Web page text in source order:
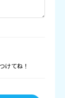
けてね！